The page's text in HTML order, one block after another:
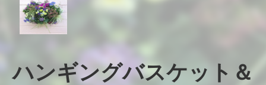
ハンギングバスケット＆